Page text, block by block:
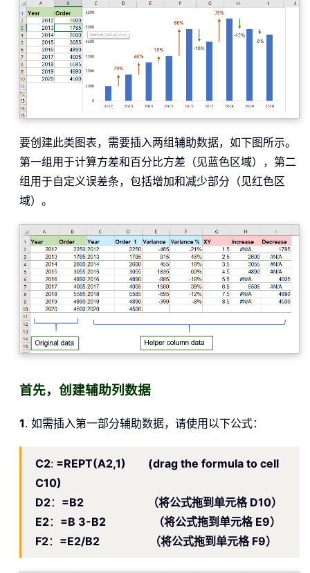
要创建此类图表，需要插入两组辅助数据，如下图所示。
第一组用于计算方差和百分比方差（见蓝色区域），第二
组用于自定义误差条，包括增加和减少部分（见红色区
域）。
首先，创建辅助列数据
1. 如需插入第一部分辅助数据，请使用以下公式：
C2: =REPT(A2,1) (drag the formula to cell
C10)
D2： =B2 （将公式拖到单元格 D10）
E2： =B 3-B2 （将公式拖到单元格 E9）
F2： =E2/B2 （将公式拖到单元格 F9）